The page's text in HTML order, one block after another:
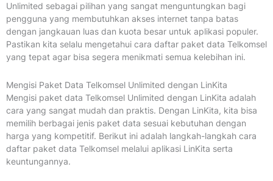
Unlimited sebagai pilihan yang sangat menguntungkan bagi
pengguna yang membutuhkan akses internet tanpa batas
dengan jangkauan luas dan kuota besar untuk aplikasi populer.
Pastikan kita selalu mengetahui cara daftar paket data Telkomsel
yang tepat agar bisa segera menikmati semua kelebihan ini.
Mengisi Paket Data Telkomsel Unlimited dengan LinKita
Mengisi paket data Telkomsel Unlimited dengan LinKita adalah
cara yang sangat mudah dan praktis. Dengan LinKita, kita bisa
memilih berbagai jenis paket data sesuai kebutuhan dengan
harga yang kompetitif. Berikut ini adalah langkah-langkah cara
daftar paket data Telkomsel melalui aplikasi LinKita serta
keuntungannya.